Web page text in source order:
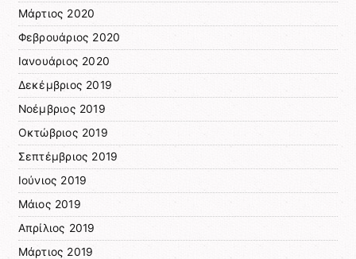
Μάρτιος 2020
Φεβρουάριος 2020
Ιανουάριος 2020
Δεκέμβριος 2019
Νοέμβριος 2019
Οκτώβριος 2019
Σεπτέμβριος 2019
Ιούνιος 2019
Μάιος 2019
Απρίλιος 2019
Μάρτιος 2019